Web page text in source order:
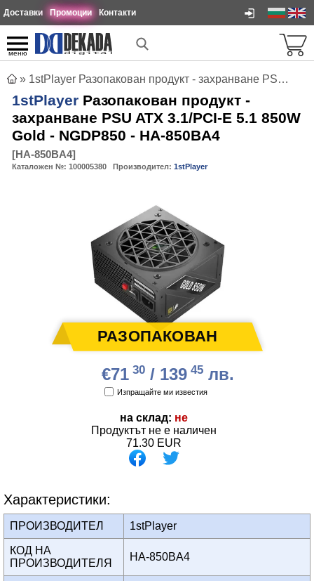
Доставки Промоции Контакти
меню
» 1stPlayer Разопакован продукт - захранване PSU ATX 3.1/PCI-E 5.1 850W Gold - NGDP850 - HA-850BA4
1stPlayer Разопакован продукт -
захранване PSU ATX 3.1/PCI-E 5.1 850W
Gold - NGDP850 - HA-850BA4
[HA-850BA4]
Каталожен №: 100005380 Производител: 1stPlayer
€71 30/ 13945лв.
Изпращайте ми известия
на склад: не
Продуктът не е наличен
71.30 EUR
Характеристики:
ПРОИЗВОДИТЕЛ 1stPlayer
КОД НА
ПРОИЗВОДИТЕЛЯ
HA-850BA4